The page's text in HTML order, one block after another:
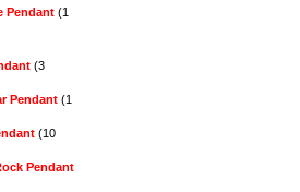
Pendant (1
(3
Pendant (1
(10
Pendant